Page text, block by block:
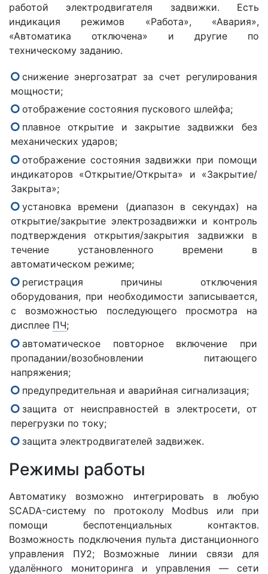
работой электродвигателя задвижки. Есть
индикация режимов «Работа», «Авария»,
«Автоматика отключена» и другие по
техническому заданию.
снижение энергозатрат за счет регулирования
мощности;
отображение состояния пускового шлейфа;
плавное открытие и закрытие задвижки без
механических ударов;
отображение состояния задвижки при помощи
индикаторов «Открытие/Открыта» и «Закрытие/
Закрыта»;
установка времени (диапазон в секундах) на
открытие/закрытие электрозадвижки и контроль
подтверждения открытия/закрытия задвижки в
течение установленного времени в
автоматическом режиме;
регистрация причины отключения
оборудования, при необходимости записывается,
с возможностью последующего просмотра на
дисплее ПЧ;
автоматическое повторное включение при
пропадании/возобновлении питающего
напряжения;
предупредительная и аварийная сигнализация;
защита от неисправностей в электросети, от
перегрузки по току;
защита электродвигателей задвижек.
Режимы работы
Автоматику возможно интегрировать в любую
SCADA-систему по протоколу Modbus или при
помощи беспотенциальных контактов.
Возможность подключения пульта дистанционного
управления ПУ2; Возможные линии связи для
удалённого мониторинга и управления — сети